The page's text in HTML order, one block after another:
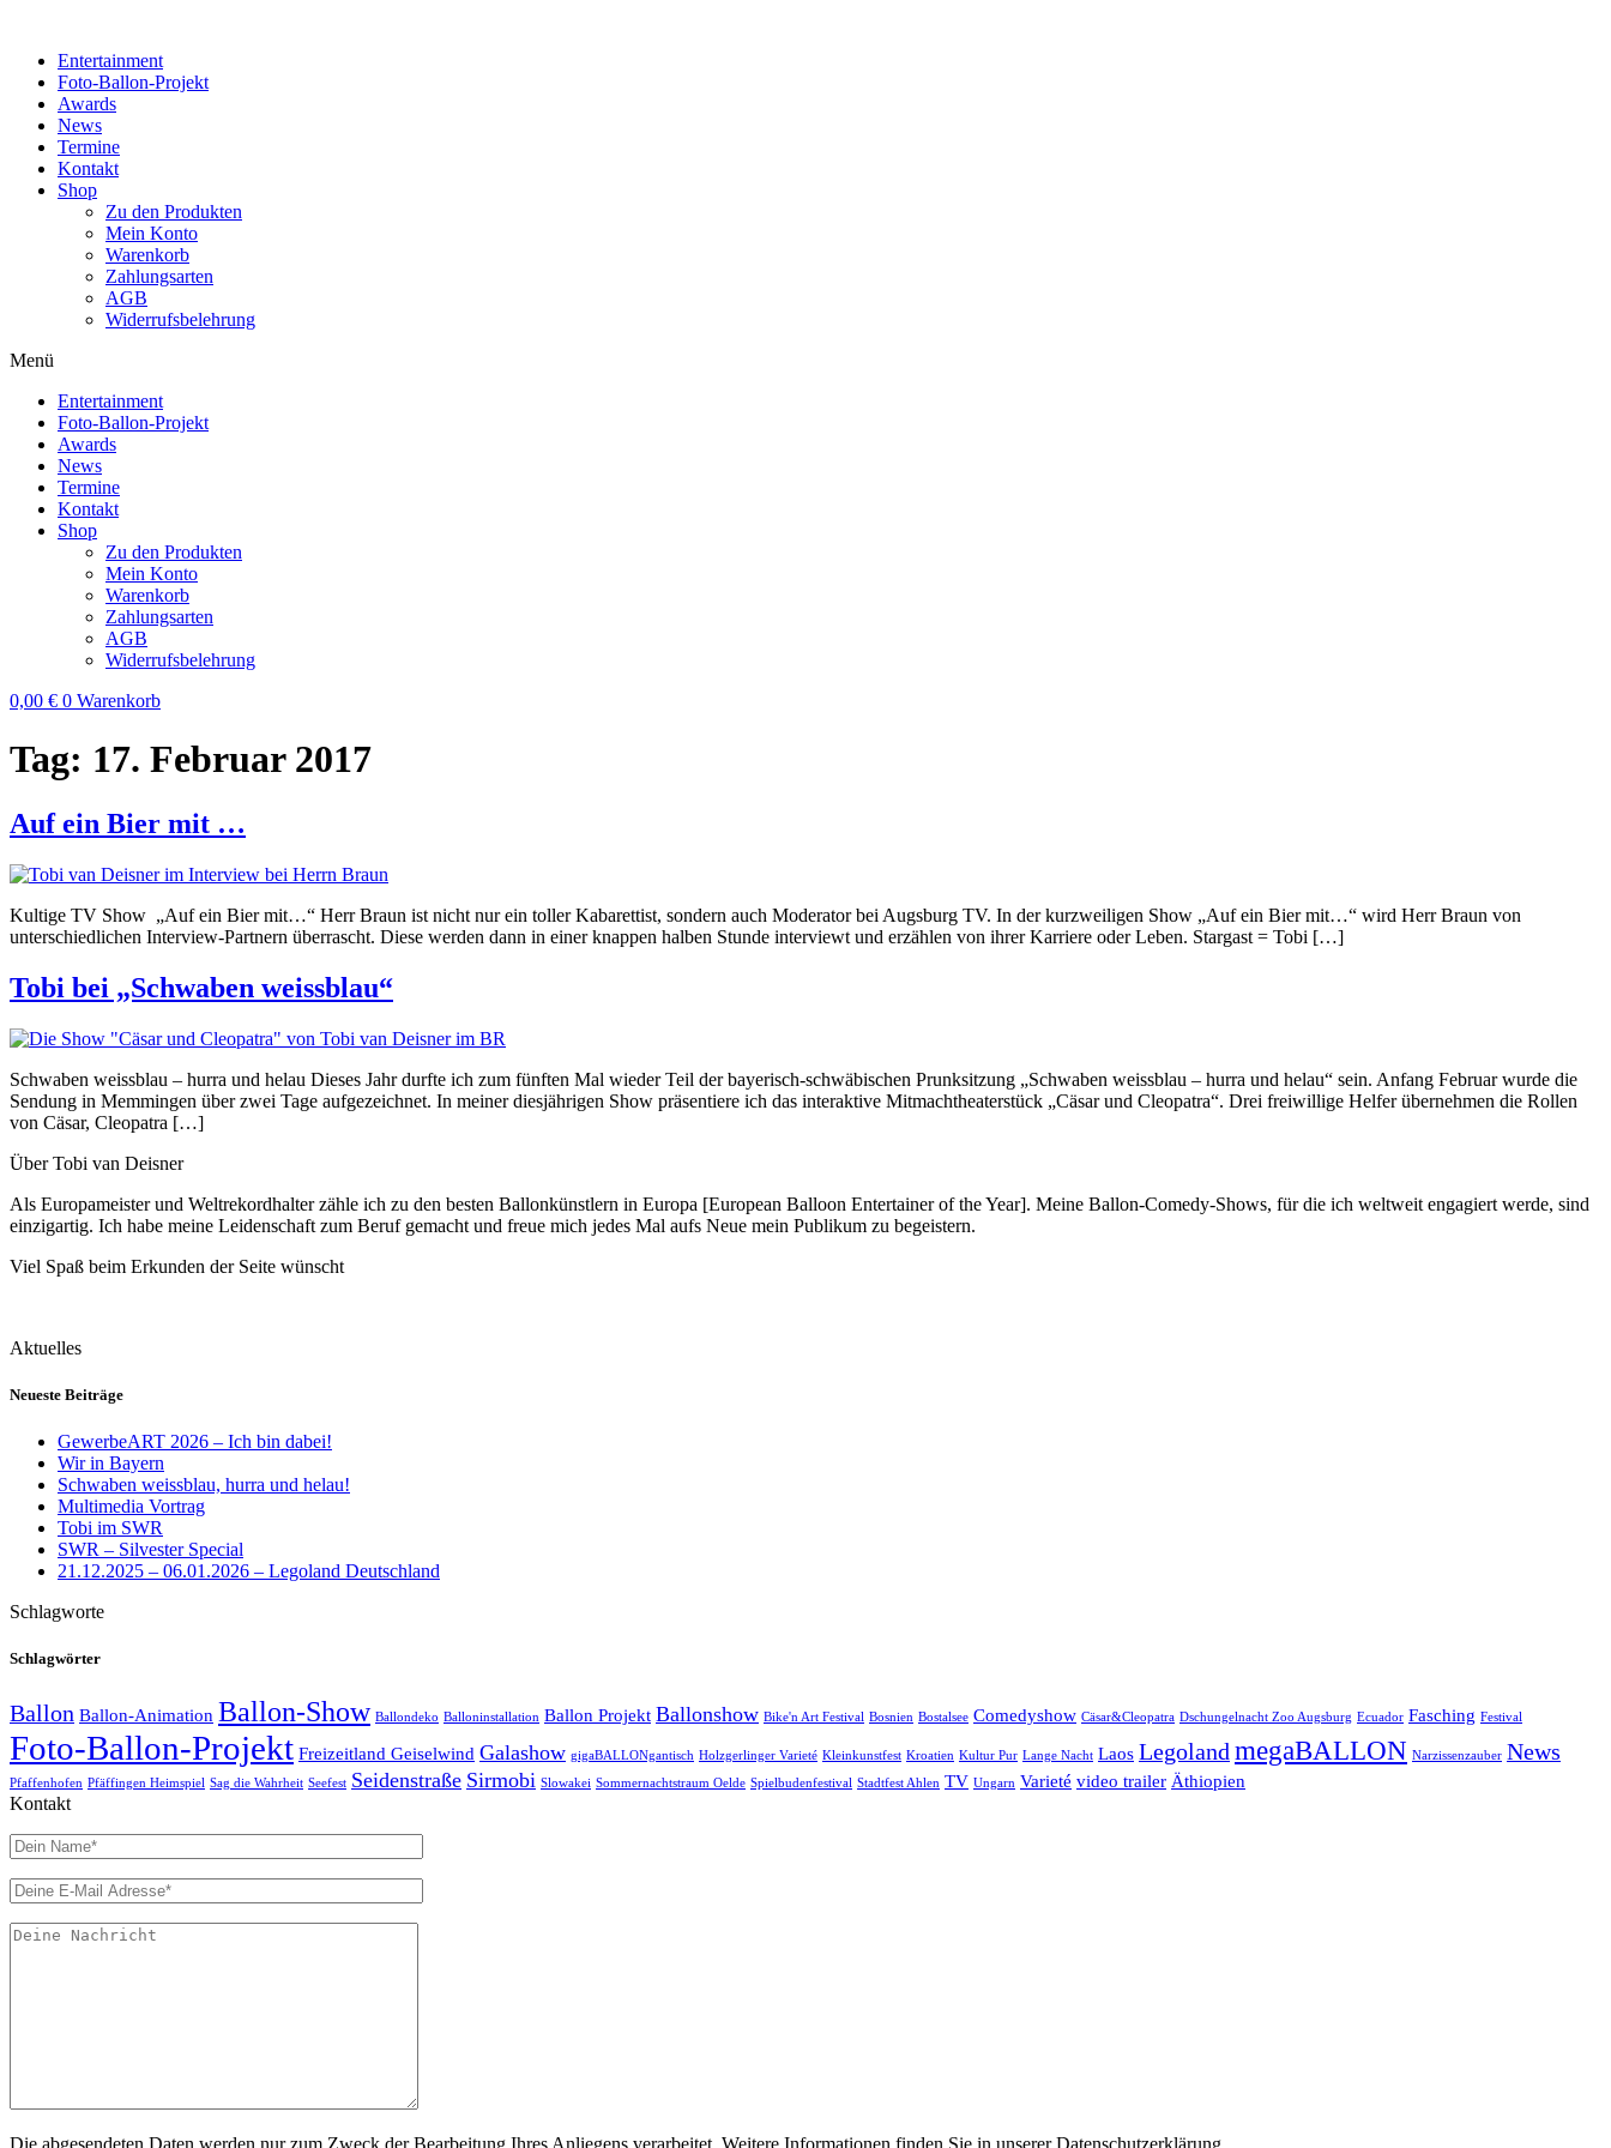
wechselnEntertainment
Foto-Ballon-Projekt
Awards
News
Termine
Kontakt
Shop
Zu den Produkten
Mein Konto
Warenkorb
Zahlungsarten
AGB
Widerrufsbelehrung
Menü
Entertainment
Foto-Ballon-Projekt
Awards
News
Termine
Kontakt
Shop
Zu den Produkten
Mein Konto
Warenkorb
Zahlungsarten
AGB
Widerrufsbelehrung
0,00 € 0 Warenkorb
Tag: 17. Februar 2017
Auf ein Bier mit …
Kultige TV Show „Auf ein Bier mit…“ Herr Braun ist nicht nur ein toller Kabarettist, sondern auch Moderator bei Augsburg TV. In der kurzweiligen Show „Auf ein Bier mit…“ wird Herr Braun von
unterschiedlichen Interview-Partnern überrascht. Diese werden dann in einer knappen halben Stunde interviewt und erzählen von ihrer Karriere oder Leben. Stargast = Tobi […]
Tobi bei „Schwaben weissblau“
Schwaben weissblau – hurra und helau Dieses Jahr durfte ich zum fünften Mal wieder Teil der bayerisch-schwäbischen Prunksitzung „Schwaben weissblau – hurra und helau“ sein. Anfang Februar wurde die
Sendung in Memmingen über zwei Tage aufgezeichnet. In meiner diesjährigen Show präsentiere ich das interaktive Mitmachtheaterstück „Cäsar und Cleopatra“. Drei freiwillige Helfer übernehmen die Rollen
von Cäsar, Cleopatra […]
Über Tobi van Deisner
Als Europameister und Weltrekordhalter zähle ich zu den besten Ballonkünstlern in Europa [European Balloon Entertainer of the Year]. Meine Ballon-Comedy-Shows, für die ich weltweit engagiert werde, sind
einzigartig. Ich habe meine Leidenschaft zum Beruf gemacht und freue mich jedes Mal aufs Neue mein Publikum zu begeistern.
Viel Spaß beim Erkunden der Seite wünscht
Aktuelles
Neueste Beiträge
GewerbeART 2026 – Ich bin dabei!
Wir in Bayern
Schwaben weissblau, hurra und helau!
Multimedia Vortrag
Tobi im SWR
SWR – Silvester Special
21.12.2025 – 06.01.2026 – Legoland Deutschland
Schlagworte
Schlagwörter
Ballon Ballon-Animation Ballon-Show Ballondeko Balloninstallation Ballon Projekt Ballonshow Bike'n Art Festival Bosnien Bostalsee Comedyshow Cäsar&Cleopatra Dschungelnacht Zoo Augsburg Ecuador Fasching Festival
Foto-Ballon-Projekt Freizeitland Geiselwind Galashow gigaBALLONgantisch Holzgerlinger Varieté Kleinkunstfest Kroatien Kultur Pur Lange Nacht Laos Legoland megaBALLON Narzissenzauber News
Pfaffenhofen Pfäffingen Heimspiel Sag die Wahrheit Seefest Seidenstraße Sirmobi Slowakei Sommernachtstraum Oelde Spielbudenfestival Stadtfest Ahlen TV Ungarn Varieté video trailer Äthiopien
Kontakt